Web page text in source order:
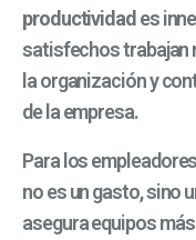
productividad es
satisfechos trabajan
la organización y
de la empresa.
Para los
no es un gasto, sino
asegura equipos